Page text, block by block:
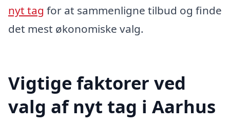
nyt tag for at sammenligne tilbud og finde
det mest økonomiske valg.
Vigtige faktorer ved
valg af nyt tag i Aarhus